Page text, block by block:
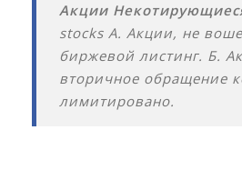
Акции
stocks А. Акции, не
биржевой листинг. Б.
вторичное обращение
лимитировано.